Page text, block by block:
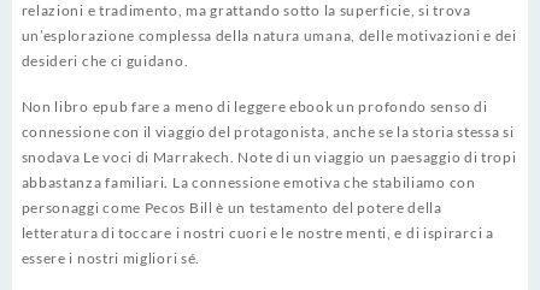
relazioni e tradimento, ma grattando sotto la superficie, si trova
un’esplorazione complessa della natura umana, delle motivazioni e dei
desideri che ci guidano.
Non libro epub fare a meno di leggere ebook un profondo senso di
connessione con il viaggio del protagonista, anche se la storia stessa si
snodava Le voci di Marrakech. Note di un viaggio un paesaggio di tropi
abbastanza familiari. La connessione emotiva che stabiliamo con
personaggi come Pecos Bill è un testamento del potere della
letteratura di toccare i nostri cuori e le nostre menti, e di ispirarci a
essere i nostri migliori sé.